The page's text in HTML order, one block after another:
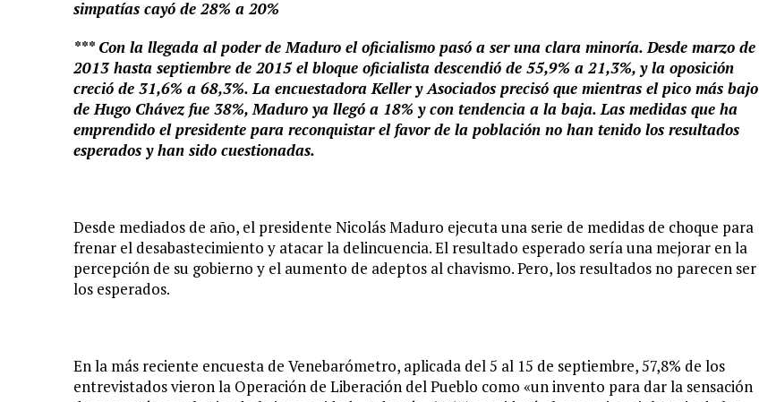
simpatías cayó de 28% a 20%
*** Con la llegada al poder de Maduro el oficialismo pasó a ser una clara minoría. Desde marzo de
2013 hasta septiembre de 2015 el bloque oficialista descendió de 55,9% a 21,3%, y la oposición
creció de 31,6% a 68,3%. La encuestadora Keller y Asociados precisó que mientras el pico más bajo
de Hugo Chávez fue 38%, Maduro ya llegó a 18% y con tendencia a la baja. Las medidas que ha
emprendido el presidente para reconquistar el favor de la población no han tenido los resultados
esperados y han sido cuestionadas.
Desde mediados de año, el presidente Nicolás Maduro ejecuta una serie de medidas de choque para
frenar el desabastecimiento y atacar la delincuencia. El resultado esperado sería una mejorar en la
percepción de su gobierno y el aumento de adeptos al chavismo. Pero, los resultados no parecen ser
los esperados.
En la más reciente encuesta de Venebarómetro, aplicada del 5 al 15 de septiembre, 57,8% de los
entrevistados vieron la Operación de Liberación del Pueblo como «un invento para dar la sensación